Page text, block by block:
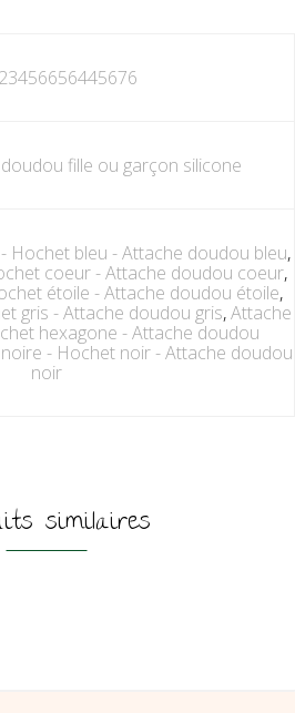
23456656445676
fille ou garçon silicone
Hochet bleu - Attache doudou bleu,
coeur - Attache doudou coeur,
étoile - Attache doudou étoile,
gris - Attache doudou gris,Attache
hexagone - Attache doudou
- Hochet noir - Attache doudou
noir
similaires